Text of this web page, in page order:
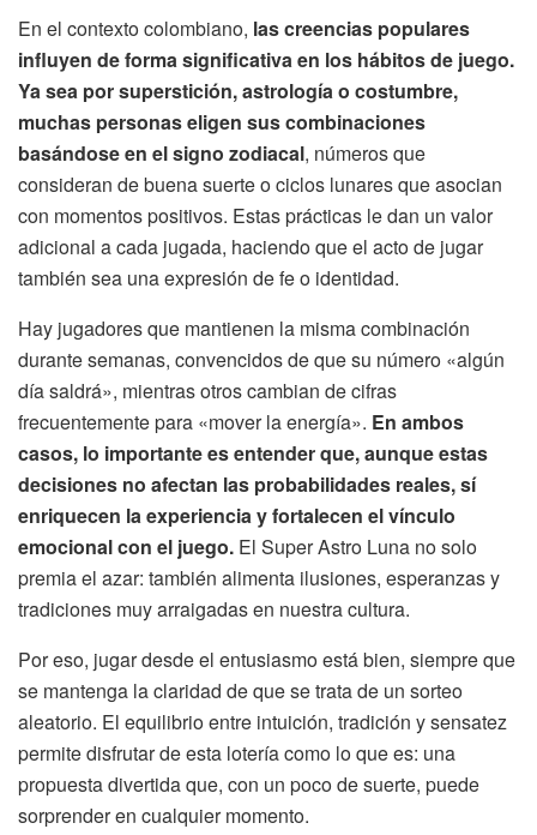
En el contexto colombiano, las creencias populares
influyen de forma significativa en los hábitos de juego.
Ya sea por superstición, astrología o costumbre,
muchas personas eligen sus combinaciones
basándose en el signo zodiacal, números que
consideran de buena suerte o ciclos lunares que asocian
con momentos positivos. Estas prácticas le dan un valor
adicional a cada jugada, haciendo que el acto de jugar
también sea una expresión de fe o identidad.
Hay jugadores que mantienen la misma combinación
durante semanas, convencidos de que su número «algún
día saldrá», mientras otros cambian de cifras
frecuentemente para «mover la energía». En ambos
casos, lo importante es entender que, aunque estas
decisiones no afectan las probabilidades reales, sí
enriquecen la experiencia y fortalecen el vínculo
emocional con el juego. El Super Astro Luna no solo
premia el azar: también alimenta ilusiones, esperanzas y
tradiciones muy arraigadas en nuestra cultura.
Por eso, jugar desde el entusiasmo está bien, siempre que
se mantenga la claridad de que se trata de un sorteo
aleatorio. El equilibrio entre intuición, tradición y sensatez
permite disfrutar de esta lotería como lo que es: una
propuesta divertida que, con un poco de suerte, puede
sorprender en cualquier momento.